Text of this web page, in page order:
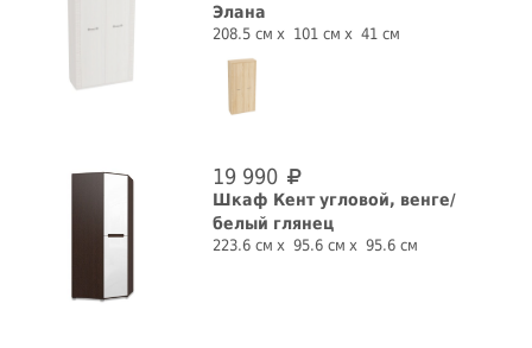
Элана
208.5 см 101 см 41 см
19 990
Шкаф Кент угловой, венге/
белый глянец
223.6 см 95.6 см 95.6 см